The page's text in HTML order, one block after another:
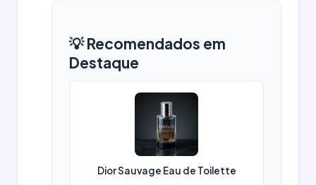
💡 Recomendados em
Destaque
Dior Sauvage Eau de Toilette